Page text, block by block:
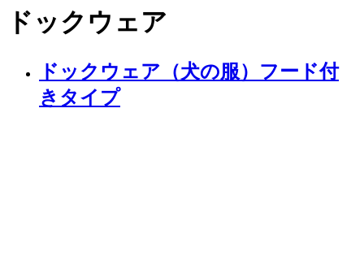
ドックウェア
ドックウェア（犬の服）フード付
きタイプ